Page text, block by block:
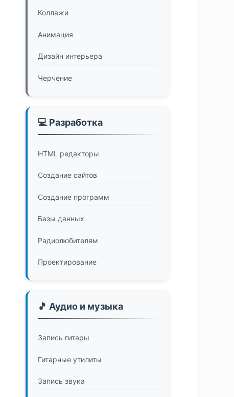
Коллажи
Анимация
Дизайн интерьера
Черчение
💻 Разработка
HTML редакторы
Создание сайтов
Создание программ
Базы данных
Радиолюбителям
Проектирование
🎵 Аудио и музыка
Запись гитары
Гитарные утилиты
Запись звука